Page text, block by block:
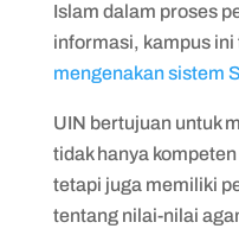
Islam dalam proses
informasi, kampus
mengenakan sistem
UIN bertujuan untuk
tidak hanya
tetapi juga memiliki
tentang nilai-nilai